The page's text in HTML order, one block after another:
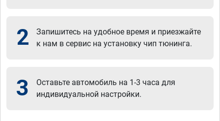
2
Запишитесь на удобное время и приезжайте
к нам в сервис на установку чип тюнинга.
3
Оставьте автомобиль на 1-3 часа для
индивидуальной настройки.